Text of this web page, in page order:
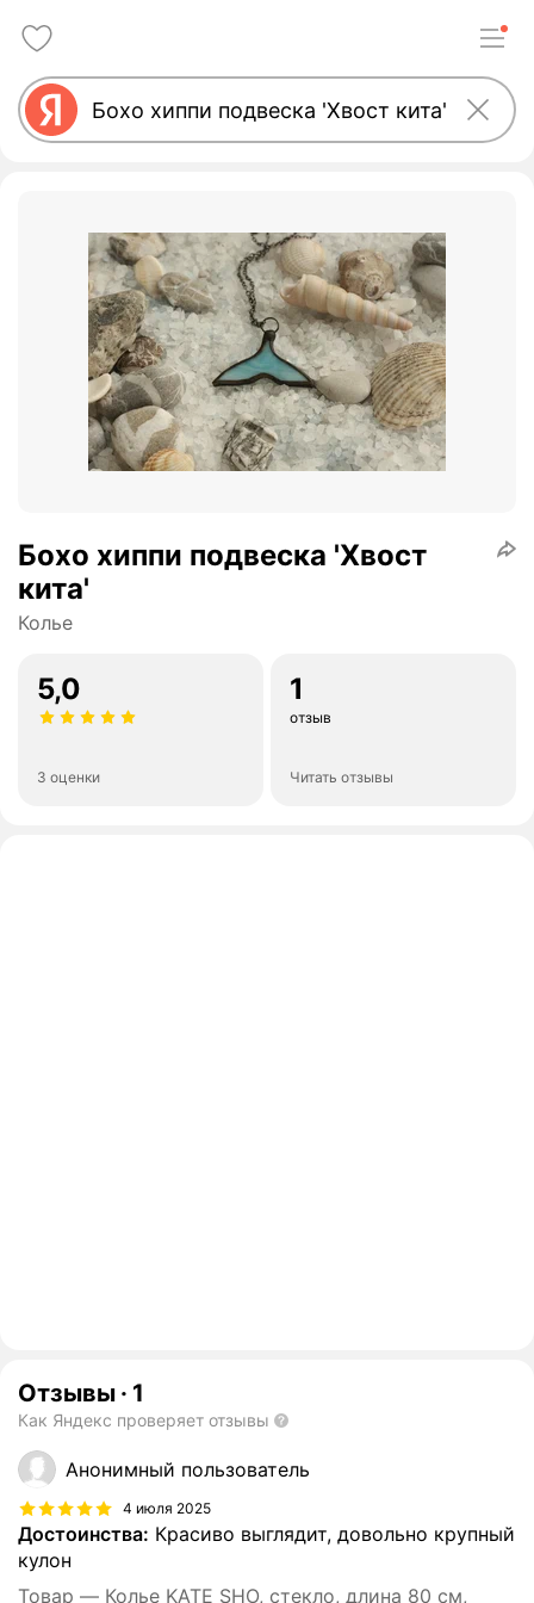
Бохо хиппи подвеска 'Хвост
кита'
Колье
5,0
3 оценки
1
отзыв
Читать отзывы
Отзывы · 1
Как Яндекс проверяет отзывы
Анонимный пользователь
4 июля 2025
Достоинства: Красиво выглядит, довольно крупный
кулон
Товар — Колье KATE SHO, стекло, длина 80 см,